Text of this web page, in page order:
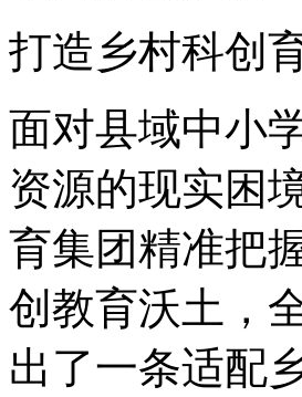
打造乡村科创
面对县域中小
资源的现实困
育集团精准把
创教育沃土，
出了一条适配